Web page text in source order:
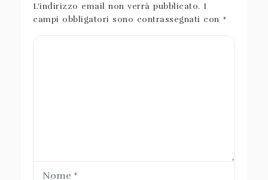
L'indirizzo email non verrà pubblicato. I
campi obbligatori sono contrassegnati con *